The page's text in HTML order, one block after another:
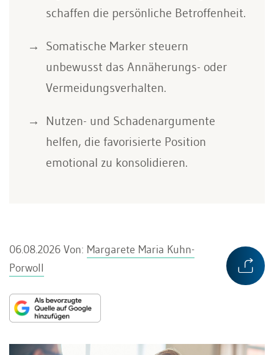
schaffen die persönliche Betroffenheit.
Somatische Marker steuern
unbewusst das Annäherungs- oder
Vermeidungsverhalten.
Nutzen- und Schadenargumente
helfen, die favorisierte Position
emotional zu konsolidieren.
06.08.2026 Von: Margarete Maria Kuhn-
Porwoll